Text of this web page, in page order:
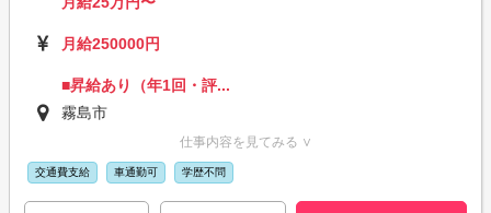
月給250000円
■昇給あり（年1回・評...
霧島市
仕事内容を見てみる ∨
交通費支給 車通勤可 学歴不問